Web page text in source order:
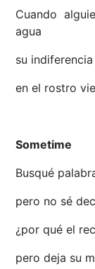
Cuando
agua
su
en el rostro
Sometime
Busqué
pero no sé
¿por qué el
pero deja su